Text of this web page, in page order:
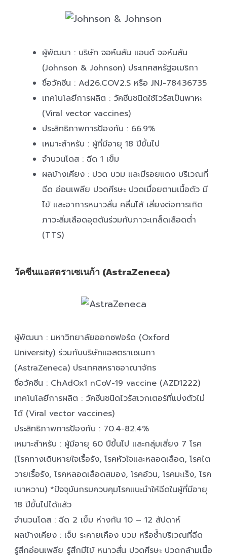
ผู้พัฒนา : บริษัท จอห์นสัน แอนด์ จอห์นสัน
(Johnson & Johnson) ประเทศสหรัฐอเมริกา
ชื่อวัคซีน : Ad26.COV2.S หรือ JNJ-78436735
เทคโนโลยีการผลิต : วัคซีนชนิดใช้ไวรัสเป็นพาหะ
(Viral vector vaccines)
ประสิทธิภาพการป้องกัน : 66.9%
เหมาะสำหรับ : ผู้ที่มีอายุ 18 ปีขึ้นไป
จำนวนโดส : ฉีด 1 เข็ม
ผลข้างเคียง : ปวด บวม และมีรอยแดง บริเวณที่
ฉีด อ่อนเพลีย ปวดศีรษะ ปวดเมื่อยตามเนื้อตัว มี
ไข้ และอาการหนาวสั่น คลื่นไส้ เสี่ยงต่อการเกิด
ภาวะลิ่มเลือดอุดตันร่วมกับภาวะเกล็ดเลือดต่ำ
(TTS)
วัคซีนแอสตราเซเนก้า (AstraZeneca)
ผู้พัฒนา : มหาวิทยาลัยออกซฟอร์ด (Oxford
University) ร่วมกับบริษัทแอสตราเซเนกา
(AstraZeneca) ประเทศสหราชอาณาจักร
ชื่อวัคซีน : ChAdOx1 nCoV-19 vaccine (AZD1222)
เทคโนโลยีการผลิต : วัคซีนชนิดไวรัสเวกเตอร์ที่แบ่งตัวไม่
ได้ (Viral vector vaccines)
ประสิทธิภาพการป้องกัน : 70.4-82.4%
เหมาะสำหรับ : ผู้มีอายุ 60 ปีขึ้นไป และกลุ่มเสี่ยง 7 โรค
(โรคทางเดินหายใจเรื้อรัง, โรคหัวใจและหลอดเลือด, โรคไต
วายเรื้อรัง, โรคหลอดเลือดสมอง, โรคอ้วน, โรคมะเร็ง, โรค
เบาหวาน) *ปัจจุบันกรมควบคุมโรคแนะนำให้ฉีดในผู้ที่มีอายุ
18 ปีขึ้นไปได้แล้ว
จำนวนโดส : ฉีด 2 เข็ม ห่างกัน 10 – 12 สัปดาห์
ผลข้างเคียง : เจ็บ ระคายเคือง บวม หรือช้ำบริเวณที่ฉีด
รู้สึกอ่อนเพลีย รู้สึกมีไข้ หนาวสั่น ปวดศีรษะ ปวดกล้ามเนื้อ